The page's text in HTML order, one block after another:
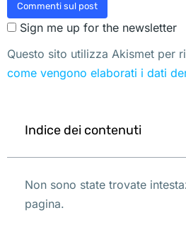
Commenti sul post
Sign me up for the newsletter
Questo sito utilizza Akismet per
come vengono elaborati i dati
Indice dei contenuti
Non sono state trovate
pagina.